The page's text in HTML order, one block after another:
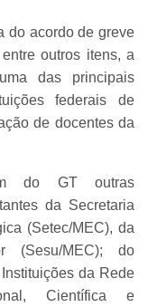
do acordo de greve
outros itens, a
das principais
federais de
de docentes da
do GT outras
da Secretaria
(Setec/MEC), da
(Sesu/MEC); do
da Rede
Científica e